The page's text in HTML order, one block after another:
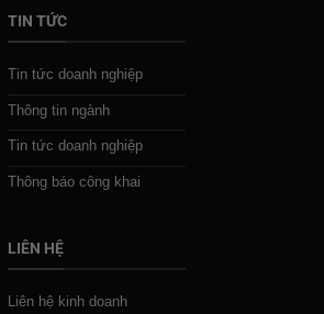
TIN TỨC
Tin tức doanh nghiệp
Thông tin ngành
Tin tức doanh nghiệp
Thông báo công khai
LIÊN HỆ
Liên hệ kinh doanh